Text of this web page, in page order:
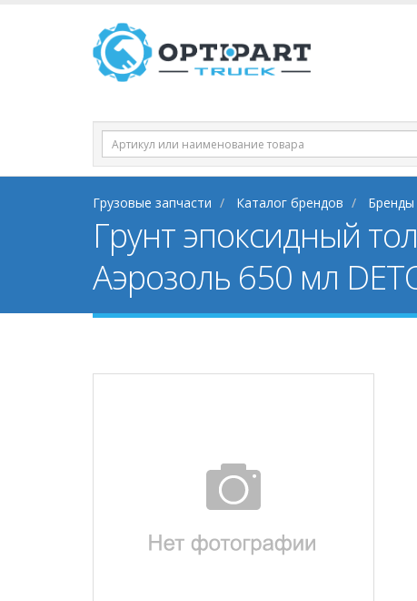
Грузовые запчасти Каталог брендов Бренды
Грунт эпоксидный
Аэрозоль 650 мл